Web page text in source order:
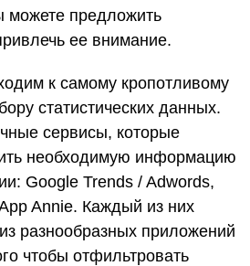
предложить
ее внимание.
к самому кропотливому
статистических данных.
сервисы, которые
необходимую информацию
Google Trends / Adwords,
Annie. Каждый из них
разнообразных приложений
чтобы отфильтровать